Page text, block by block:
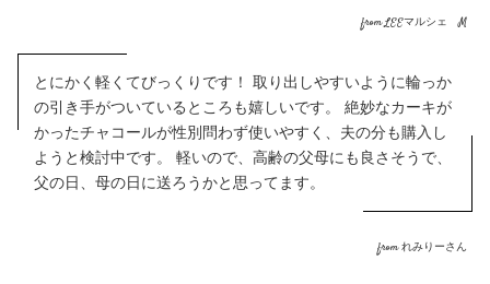
from LEEマルシェ M
とにかく軽くてびっくりです！ 取り出しやすいように輪っか
の引き手がついているところも嬉しいです。 絶妙なカーキが
かったチャコールが性別問わず使いやすく、夫の分も購入し
ようと検討中です。 軽いので、高齢の父母にも良さそうで、
父の日、母の日に送ろうかと思ってます。
from れみりーさん